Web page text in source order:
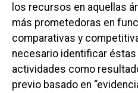
los recursos en aquellas
más prometedoras en
comparativas y
necesario identificar
actividades como
previo basado en